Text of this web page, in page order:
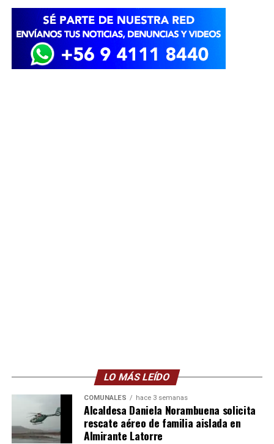
LO MÁS LEÍDO
COMUNALES hace 3 semanas
Alcaldesa Daniela Norambuena solicita
rescate aéreo de familia aislada en
Almirante Latorre